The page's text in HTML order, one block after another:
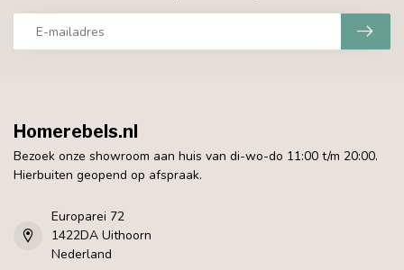
Homerebels.nl
Bezoek onze showroom aan huis van di-wo-do 11:00 t/m 20:00.
Hierbuiten geopend op afspraak.
Europarei 72
1422DA Uithoorn
Nederland